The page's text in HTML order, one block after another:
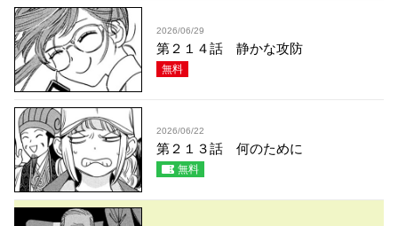
2026/06/29
第２１４話 静かな攻防
無料
2026/06/22
第２１３話 何のために
無料